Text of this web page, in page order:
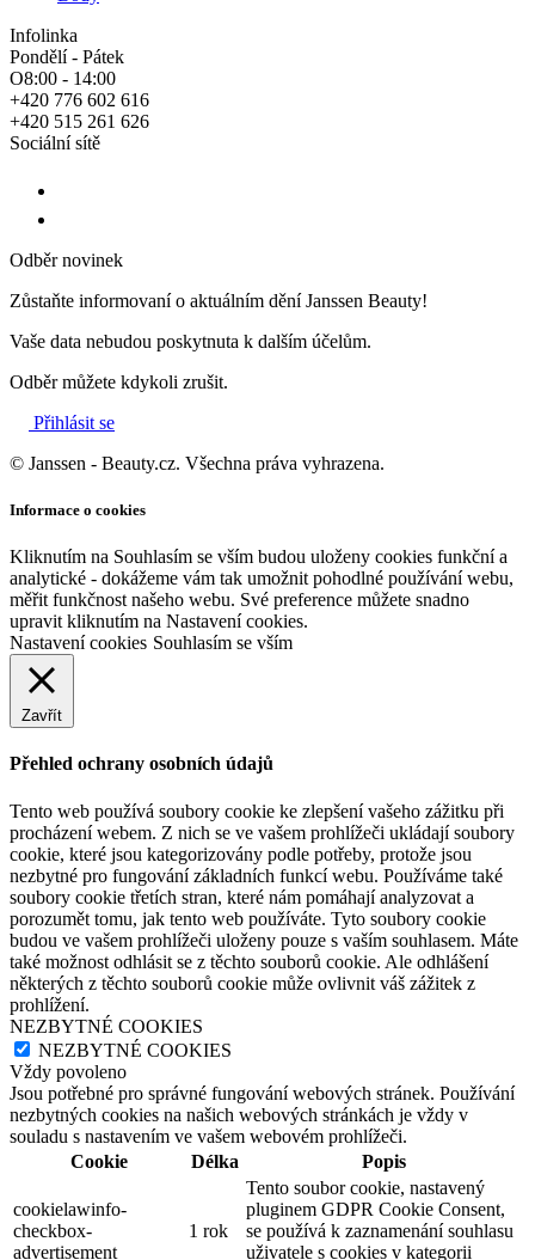
Infolinka
Pondělí - Pátek
O8:00 - 14:00
+420 776 602 616
+420 515 261 626
Sociální sítě
Odběr novinek
Zůstaňte informovaní o aktuálním dění Janssen Beauty!
Vaše data nebudou poskytnuta k dalším účelům.
Odběr můžete kdykoli zrušit.
Přihlásit se
© Janssen - Beauty.cz. Všechna práva vyhrazena.
Informace o cookies
Kliknutím na Souhlasím se vším budou uloženy cookies funkční a
analytické - dokážeme vám tak umožnit pohodlné používání webu,
měřit funkčnost našeho webu. Své preference můžete snadno
upravit kliknutím na Nastavení cookies.
Nastavení cookies Souhlasím se vším
Zavřít
Přehled ochrany osobních údajů
Tento web používá soubory cookie ke zlepšení vašeho zážitku při
procházení webem. Z nich se ve vašem prohlížeči ukládají soubory
cookie, které jsou kategorizovány podle potřeby, protože jsou
nezbytné pro fungování základních funkcí webu. Používáme také
soubory cookie třetích stran, které nám pomáhají analyzovat a
porozumět tomu, jak tento web používáte. Tyto soubory cookie
budou ve vašem prohlížeči uloženy pouze s vaším souhlasem. Máte
také možnost odhlásit se z těchto souborů cookie. Ale odhlášení
některých z těchto souborů cookie může ovlivnit váš zážitek z
prohlížení.
NEZBYTNÉ COOKIES
NEZBYTNÉ COOKIES
Vždy povoleno
Jsou potřebné pro správné fungování webových stránek. Používání
nezbytných cookies na našich webových stránkách je vždy v
souladu s nastavením ve vašem webovém prohlížeči.
Cookie
Délka Popis
cookielawinfo-
checkbox-
advertisement
1 rok
Tento soubor cookie, nastavený
pluginem GDPR Cookie Consent,
se používá k zaznamenání souhlasu
uživatele s cookies v kategorii